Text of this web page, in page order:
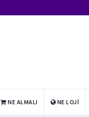
NE ALMALI NE LOJI